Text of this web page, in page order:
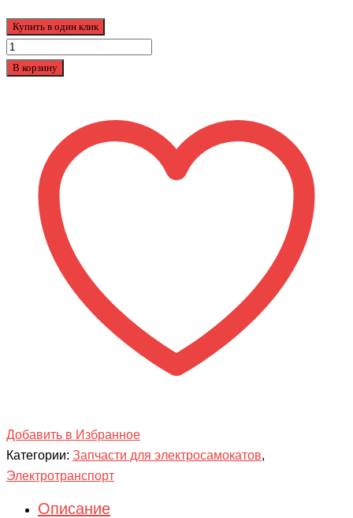
Купить в один клик
Количество
товара
оригинал
В корзину
Добавить в Избранное
Категории: Запчасти для электросамокатов,
Электротранспорт
Описание